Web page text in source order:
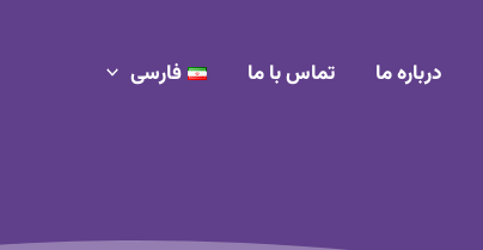
درباره ما تماس با ما فارسی